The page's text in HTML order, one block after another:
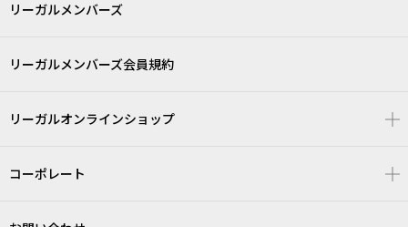
リーガルメンバーズ
リーガルメンバーズ会員規約
リーガルオンラインショップ
コーポレート